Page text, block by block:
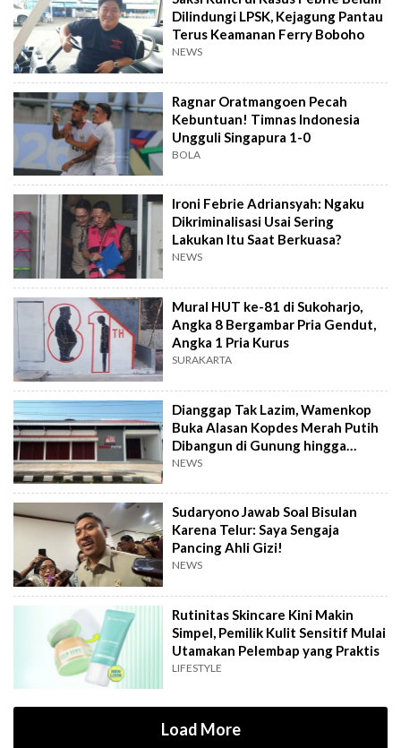
Dilindungi LPSK, Kejagung Pantau
Terus Keamanan Ferry Boboho
NEWS
Ragnar Oratmangoen Pecah
Kebuntuan! Timnas Indonesia
Ungguli Singapura 1-0
BOLA
Ironi Febrie Adriansyah: Ngaku
Dikriminalisasi Usai Sering
Lakukan Itu Saat Berkuasa?
NEWS
Mural HUT ke-81 di Sukoharjo,
Angka 8 Bergambar Pria Gendut,
Angka 1 Pria Kurus
SURAKARTA
Dianggap Tak Lazim, Wamenkop
Buka Alasan Kopdes Merah Putih
Dibangun di Gunung hingga
Dekat TPA
NEWS
Sudaryono Jawab Soal Bisulan
Karena Telur: Saya Sengaja
Pancing Ahli Gizi!
NEWS
Rutinitas Skincare Kini Makin
Simpel, Pemilik Kulit Sensitif Mulai
Utamakan Pelembap yang Praktis
LIFESTYLE
Load More